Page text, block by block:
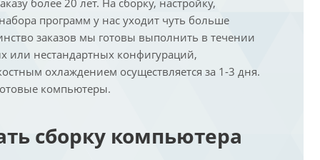
более 20 лет. На сборку, настройку,
программ у нас уходит чуть больше
заказов мы готовы выполнить в течении
или нестандартных конфигураций,
охлаждением осуществляется за 1-3 дня.
компьютеры.
сборку компьютера